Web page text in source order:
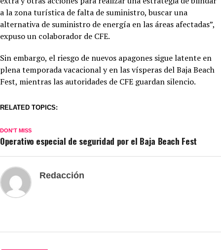
a la zona turística de falta de suministro, buscar una
alternativa de suministro de energía en las áreas afectadas”,
expuso un colaborador de CFE.
Sin embargo, el riesgo de nuevos apagones sigue latente en
plena temporada vacacional y en las vísperas del Baja Beach
Fest, mientras las autoridades de CFE guardan silencio.
RELATED TOPICS:
DON'T MISS
Operativo especial de seguridad por el Baja Beach Fest
Redacción